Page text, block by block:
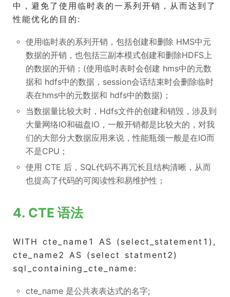
中，避免了使用临时表的一系列开销，从而达到了
性能优化的目的:
使用临时表的系列开销，包括创建和删除 HMS中元
数据的开销，也包括三副本模式创建和删除HDFS上
的数据的开销；(使用临时表时会创建 hms中的元数
据和 hdfs中的数据，session会话结束时会删除临时
表在hms中的元数据和 hdfs中的数据)；
当数据量比较大时，Hdfs文件的创建和销毁，涉及到
大量网络IO和磁盘IO，一般开销都是比较大的，对我
们的大部分大数据应用来说，性能瓶颈一般是在IO而
不是CPU；
使用 CTE 后，SQL代码不再冗长且结构清晰，从而
也提高了代码的可阅读性和易维护性；
4. CTE 语法
WITH cte_name1 AS (select_statement1),
cte_name2 AS (select statment2)
sql_containing_cte_name:
cte_name 是公共表表达式的名字;